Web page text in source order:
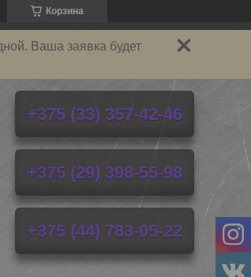
Корзина
Ваша заявка будет
+375 (33) 357-42-46
+375 (29) 398-55-98
+375 (44) 783-05-22